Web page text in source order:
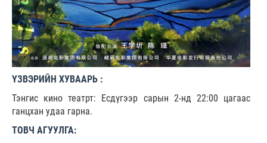
ҮЗВЭРИЙН ХУВААРЬ :
Тэнгис кино театрт: Есдүгээр сарын 2-нд 22:00 цагаас
ганцхан удаа гарна.
ТОВЧ АГУУЛГА: